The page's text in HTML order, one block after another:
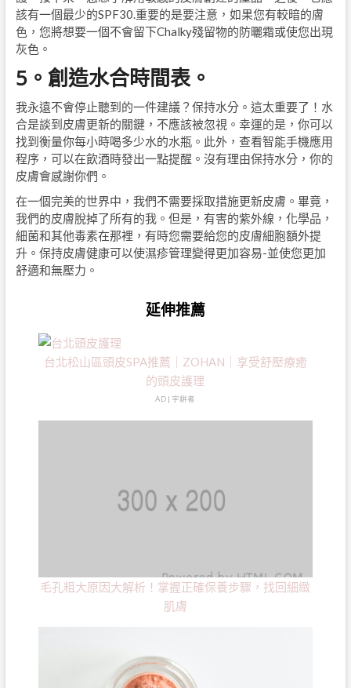
該有一個最少的SPF30.重要的是要注意，如果您有較暗的膚
色，您將想要一個不會留下Chalky殘留物的防曬霜或使您出現
灰色。
5。創造水合時間表。
我永遠不會停止聽到的一件建議？保持水分。這太重要了！水
合是談到皮膚更新的關鍵，不應該被忽視。幸運的是，你可以
找到衡量你每小時喝多少水的水瓶。此外，查看智能手機應用
程序，可以在飲酒時發出一點提醒。沒有理由保持水分，你的
皮膚會感謝你們。
在一個完美的世界中，我們不需要採取措施更新皮膚。畢竟，
我們的皮膚脫掉了所有的我。但是，有害的紫外線，化學品，
細菌和其他毒素在那裡，有時您需要給您的皮膚細胞額外提
升。保持皮膚健康可以使濕疹管理變得更加容易-並使您更加
舒適和無壓力。
延伸推薦
台北松山區頭皮SPA推薦｜ZOHAN｜享受舒壓療癒
的頭皮護理
AD | 字耕者
毛孔粗大原因大解析！掌握正確保養步驟，找回細緻
肌膚